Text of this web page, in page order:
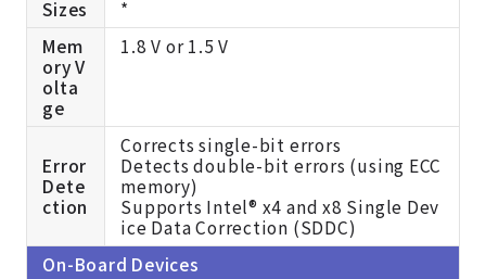
Sizes
*
Mem
ory V
olta
ge
1.8 V or 1.5 V
Error
Dete
ction
Corrects single-bit errors
Detects double-bit errors (using ECC
memory)
Supports Intel® x4 and x8 Single Dev
ice Data Correction (SDDC)
On-Board Devices